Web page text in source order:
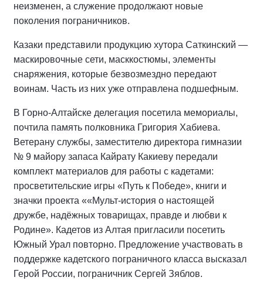
неизменен, а служение продолжают новые
поколения пограничников.
Казаки представили продукцию хутора Саткинский —
маскировочные сети, масккостюмы, элементы
снаряжения, которые безвозмездно передают
воинам. Часть из них уже отправлена подшефным.
В Горно-Алтайске делегация посетила мемориалы,
почтила память полковника Григория Хабиева.
Ветерану службы, заместителю директора гимназии
№ 9 майору запаса Кайрату Какиеву передали
комплект материалов для работы с кадетами:
просветительские игры «Путь к Победе», книги и
значки проекта ««Мульт-история о настоящей
дружбе, надёжных товарищах, правде и любви к
Родине». Кадетов из Алтая пригласили посетить
Южный Урал повторно. Предложение участвовать в
поддержке кадетского пограничного класса высказал
Герой России, пограничник Сергей Зяблов.